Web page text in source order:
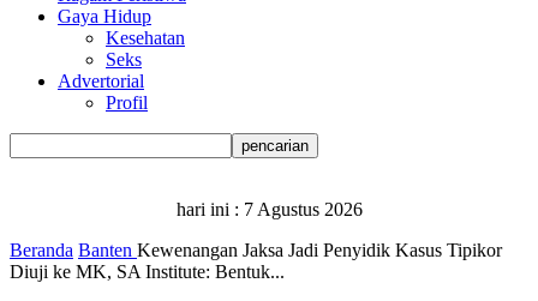
Gaya Hidup
Kesehatan
Seks
Advertorial
Profil
hari ini : 7 Agustus 2026
Beranda Banten Kewenangan Jaksa Jadi Penyidik Kasus Tipikor
Diuji ke MK, SA Institute: Bentuk...